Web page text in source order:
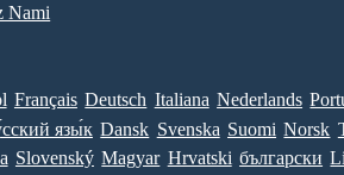
Nami
Français Deutsch Italiana Nederlands
язы́к Dansk Svenska Suomi Norsk
Slovenský Magyar Hrvatski български